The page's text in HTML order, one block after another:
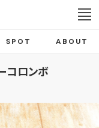
SPOT ABOUT
コロンボ